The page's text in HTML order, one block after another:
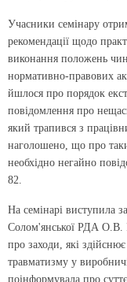
Учасники семінару
рекомендації щодо
виконання положень
нормативно-правових
йшлося про порядок
повідомлення про
який трапився з
наголошено, що про
необхідно негайно
82.
На семінарі виступила
Солом'янської РДА О.В.
про заходи, які
травматизму у
поінформувала про